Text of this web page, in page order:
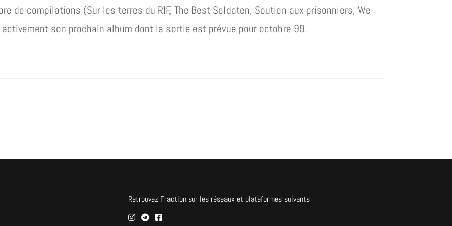
de compilations (Sur les terres du RIF, The Best Soldaten, Soutien aux prisonniers, We
son prochain album dont la sortie est prévue pour octobre 99.
Retrouvez Fraction sur les réseaux et plateformes suivants